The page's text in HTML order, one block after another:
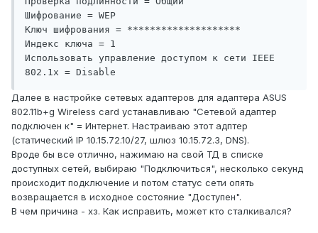
Шифрование = WEP
Ключ шифрования = ********************
Индекс ключа = 1
Использовать управление доступом к сети IEEE
802.1x = Disable
Далее в настройке сетевых адаптеров для адаптера ASUS
802.11b+g Wireless card устанавливаю "Сетевой адаптер
подключен к" = Интернет. Настраиваю этот адптер
(статический IP 10.15.72.10/27, шлюз 10.15.72.3, DNS).
Вроде бы все отлично, нажимаю на свой ТД в списке
доступных сетей, выбираю "Подключиться", несколько секунд
происходит подключение и потом статус сети опять
возвращается в исходное состояние "Доступен".
В чем причина - хз. Как исправить, может кто сталкивался?